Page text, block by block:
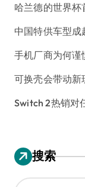
哈兰德的世界
中国特供车型
手机厂商为何谨
可换壳会带动新
Switch 2热销对
搜索